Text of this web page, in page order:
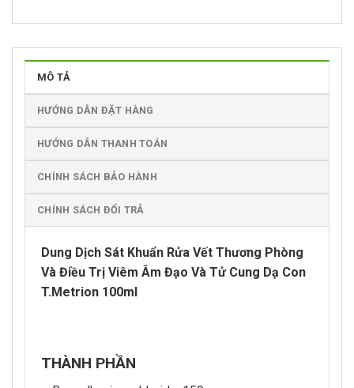
MÔ TẢ
HƯỚNG DẪN ĐẶT HÀNG
HƯỚNG DẪN THANH TOÁN
CHÍNH SÁCH BẢO HÀNH
CHÍNH SÁCH ĐỔI TRẢ
Dung Dịch Sát Khuẩn Rửa Vết Thương Phòng
Và Điều Trị Viêm Âm Đạo Và Tử Cung Dạ Con
T.Metrion 100ml
THÀNH PHẦN